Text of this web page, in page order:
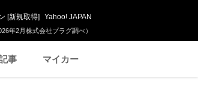
年2月株式会社プラグ調べ）
[新規取得] Yahoo! JAPAN
事 マイカー